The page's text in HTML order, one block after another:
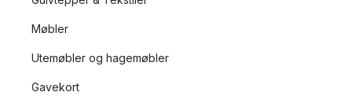
Møbler
Utemøbler og hagemøbler
Gavekort